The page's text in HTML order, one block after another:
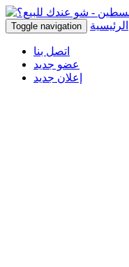
Toggle navigation الرئيسية
اتصل بنا
عضو جديد
إعلان جديد